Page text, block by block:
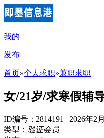
我的
发布
首页»个人求职»兼职求职
女/21岁/求寒假辅
ID编号：2814191 2026年2
类型： 验证会员